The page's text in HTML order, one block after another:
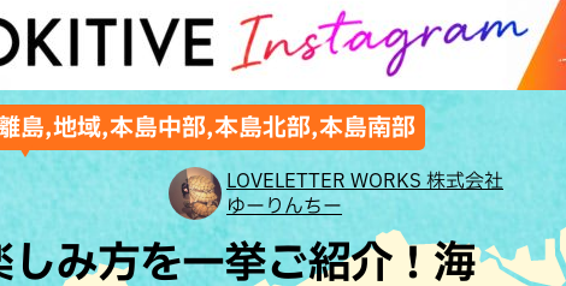
ウト カフェ
和食・日本料理
理 アジア・エスニック
イタリアン
フレンチ
・焼肉 焼鳥・串料理
散歩 ソロ活
歴史 体験
レジャー
ホテル
サウナ 公園
ファッション ローカルニュース
沖縄移住 沖縄旧暦行事
タレント・芸人 テレビ
島,地域,本島中部,本島北部,本島南部
LOVELETTER WORKS 株式会社
ゆーりんちー
み方を一挙ご紹介！海